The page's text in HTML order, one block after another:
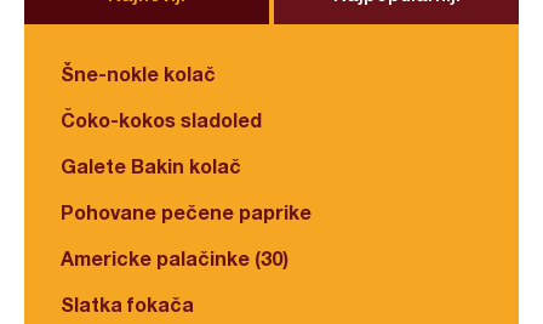
Šne-nokle kolač
Čoko-kokos sladoled
Galete Bakin kolač
Pohovane pečene paprike
Americke palačinke (30)
Slatka fokača